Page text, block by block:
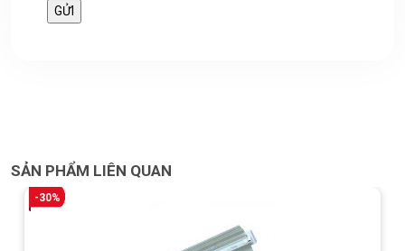
SẢN PHẨM LIÊN QUAN
-30%